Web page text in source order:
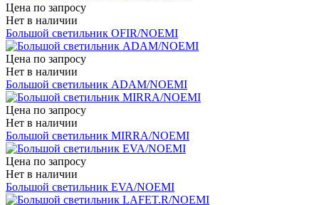
Цена по запросу
Нет в наличии
Большой светильник OFIR/NOEMI
Цена по запросу
Нет в наличии
Большой светильник ADAM/NOEMI
Цена по запросу
Нет в наличии
Большой светильник MIRRA/NOEMI
Цена по запросу
Нет в наличии
Большой светильник EVA/NOEMI